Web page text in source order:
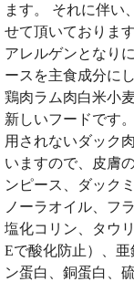
ます。 それに伴い
せて頂いておりま
アレルゲンとなり
ースを主食成分に
鶏肉ラム肉白米小
新しいフードです
用されないダック
いますので、皮膚
ンピース、ダック
ノーラオイル、フ
塩化コリン、タウ
Eで酸化防止）、
ン蛋白、銅蛋白、